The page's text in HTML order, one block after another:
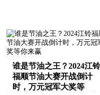
谁是节油之王？2024江铃
福顺节油大赛开战倒计
时，万元冠军大奖等